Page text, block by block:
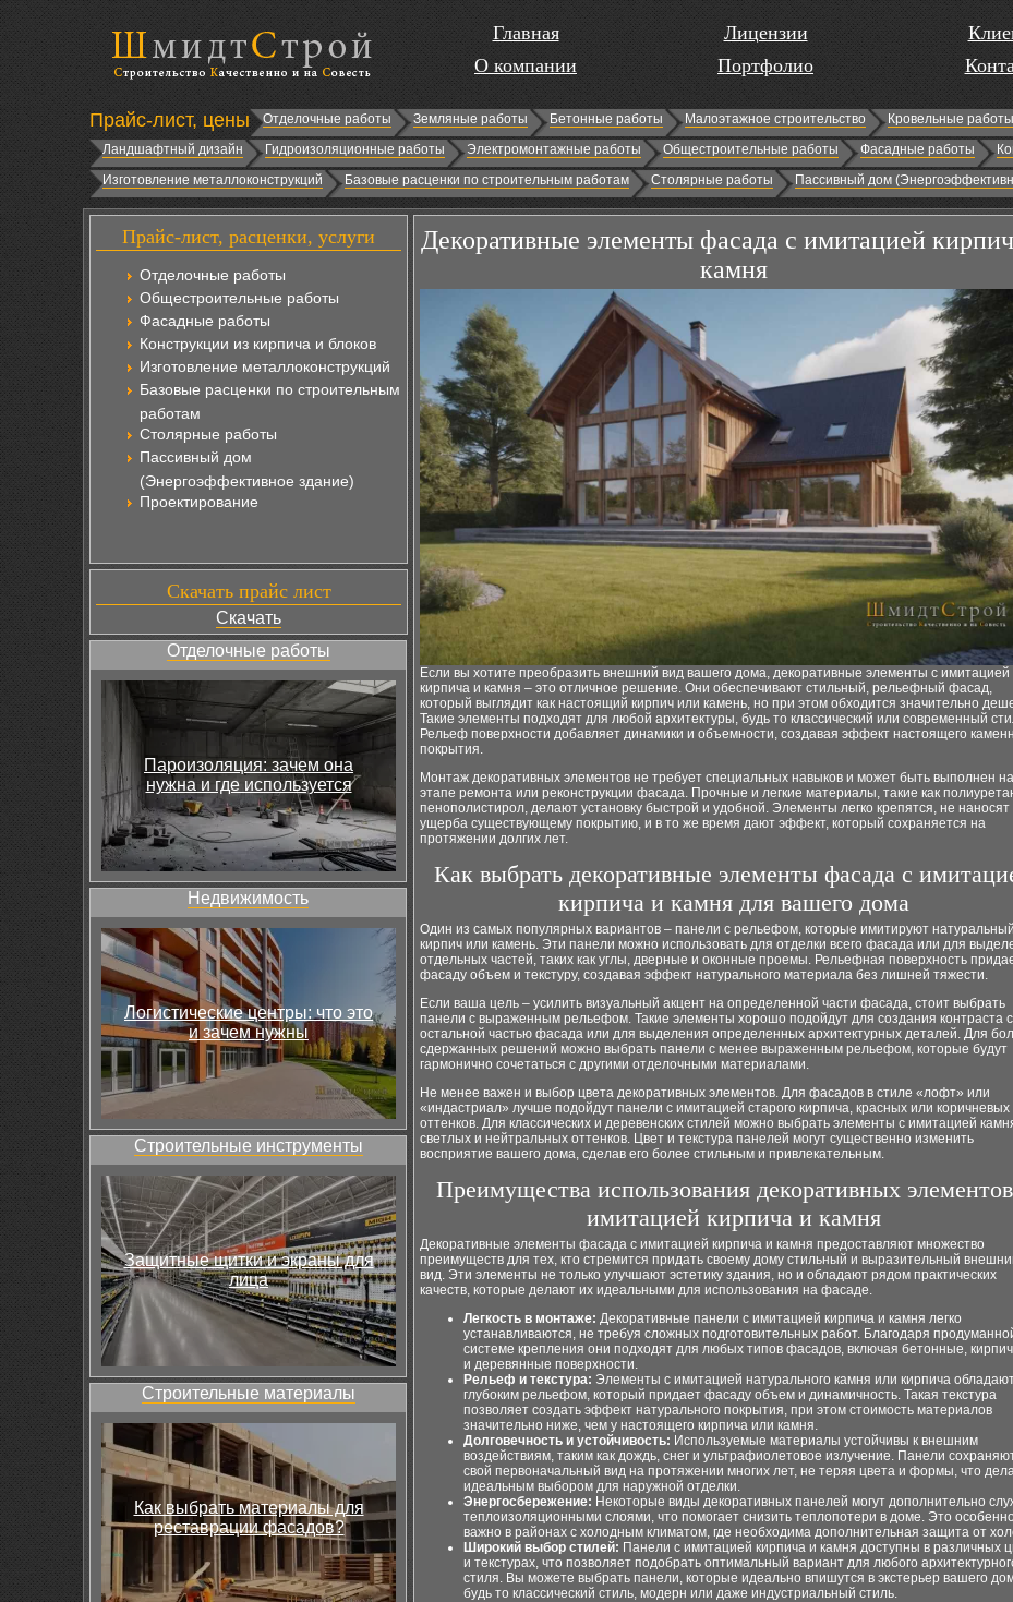
Главная
О компании
Лицензии
Портфолио
Прайс-лист, цены Отделочные работы Земляные работы Бетонные работы Малоэтажное строительство Кровельные работы
Ландшафтный дизайн
Гидроизоляционные работы Электромонтажные работы Общестроительные работы Фасадные работы
Изготовление металлоконструкций
Базовые расценки по строительным работам Столярные работы Пассивный дом
Прайс-лист, расценки, услуги
Отделочные работы
Общестроительные работы
Фасадные работы
Конструкции из кирпича и блоков
Изготовление металлоконструкций
Базовые расценки по строительным
работам
Столярные работы
Пассивный дом
(Энергоэффективное здание)
Проектирование
Скачать прайс лист
Скачать
Отделочные работы
Пароизоляция: зачем она
нужна и где используется
Недвижимость
Логистические центры: что это
и зачем нужны
Строительные инструменты
Защитные щитки и экраны для
лица
Строительные материалы
Как выбрать материалы для
реставрации фасадов?
Декоративные элементы фасада с имитацией
камня
Если вы хотите преобразить внешний вид вашего дома, декоративные элементы с имитацией
кирпича и камня – это отличное решение. Они обеспечивают стильный, рельефный фасад,
который выглядит как настоящий кирпич или камень, но при этом обходится значительно
Такие элементы подходят для любой архитектуры, будь то классический или современный
Рельеф поверхности добавляет динамики и объемности, создавая эффект настоящего
покрытия.
Монтаж декоративных элементов не требует специальных навыков и может быть выполнен на
этапе ремонта или реконструкции фасада. Прочные и легкие материалы, такие как
пенополистирол, делают установку быстрой и удобной. Элементы легко крепятся, не наносят
ущерба существующему покрытию, и в то же время дают эффект, который сохраняется на
протяжении долгих лет.
Как выбрать декоративные элементы фасада с
кирпича и камня для вашего дома
Один из самых популярных вариантов – панели с рельефом, которые имитируют натуральный
кирпич или камень. Эти панели можно использовать для отделки всего фасада или для
отдельных частей, таких как углы, дверные и оконные проемы. Рельефная поверхность
фасаду объем и текстуру, создавая эффект натурального материала без лишней тяжести.
Если ваша цель – усилить визуальный акцент на определенной части фасада, стоит выбрать
панели с выраженным рельефом. Такие элементы хорошо подойдут для создания контраста с
остальной частью фасада или для выделения определенных архитектурных деталей. Для
сдержанных решений можно выбрать панели с менее выраженным рельефом, которые будут
гармонично сочетаться с другими отделочными материалами.
Не менее важен и выбор цвета декоративных элементов. Для фасадов в стиле «лофт» или
«индастриал» лучше подойдут панели с имитацией старого кирпича, красных или коричневых
оттенков. Для классических и деревенских стилей можно выбрать элементы с имитацией
светлых и нейтральных оттенков. Цвет и текстура панелей могут существенно изменить
восприятие вашего дома, сделав его более стильным и привлекательным.
Преимущества использования декоративных
имитацией кирпича и камня
Декоративные элементы фасада с имитацией кирпича и камня предоставляют множество
преимуществ для тех, кто стремится придать своему дому стильный и выразительный
вид. Эти элементы не только улучшают эстетику здания, но и обладают рядом практических
качеств, которые делают их идеальными для использования на фасаде.
Легкость в монтаже: Декоративные панели с имитацией кирпича и камня легко
устанавливаются, не требуя сложных подготовительных работ. Благодаря
системе крепления они подходят для любых типов фасадов, включая бетонные,
и деревянные поверхности.
Рельеф и текстура: Элементы с имитацией натурального камня или кирпича
глубоким рельефом, который придает фасаду объем и динамичность. Такая текстура
позволяет создать эффект натурального покрытия, при этом стоимость материалов
значительно ниже, чем у настоящего кирпича или камня.
Долговечность и устойчивость: Используемые материалы устойчивы к внешним
воздействиям, таким как дождь, снег и ультрафиолетовое излучение. Панели
свой первоначальный вид на протяжении многих лет, не теряя цвета и формы, что
идеальным выбором для наружной отделки.
Энергосбережение: Некоторые виды декоративных панелей могут дополнительно
теплоизоляционными слоями, что помогает снизить теплопотери в доме. Это особенно
важно в районах с холодным климатом, где необходима дополнительная защита от
Широкий выбор стилей: Панели с имитацией кирпича и камня доступны в различных
и текстурах, что позволяет подобрать оптимальный вариант для любого
стиля. Вы можете выбрать панели, которые идеально впишутся в экстерьер вашего
будь то классический стиль, модерн или даже индустриальный стиль.